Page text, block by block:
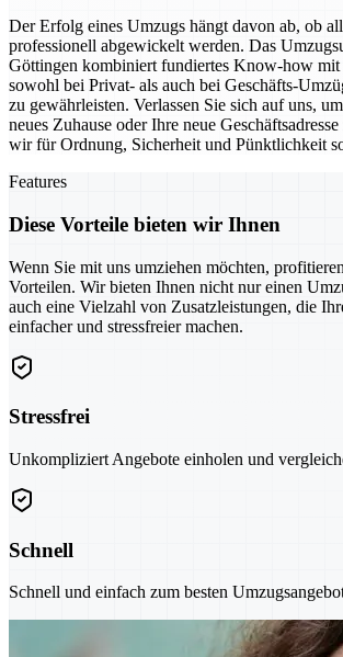
Der Erfolg eines Umzugs hängt davon ab, ob
professionell abgewickelt werden. Das
Göttingen kombiniert fundiertes Know-how
sowohl bei Privat- als auch bei Geschäfts-
zu gewährleisten. Verlassen Sie sich auf uns,
neues Zuhause oder Ihre neue
wir für Ordnung, Sicherheit und Pünktlichkeit
Features
Diese Vorteile bieten wir Ihnen
Wenn Sie mit uns umziehen möchten,
Vorteilen. Wir bieten Ihnen nicht nur einen
auch eine Vielzahl von Zusatzleistungen, die
einfacher und stressfreier machen.
Stressfrei
Unkompliziert Angebote einholen und
Schnell
Schnell und einfach zum besten